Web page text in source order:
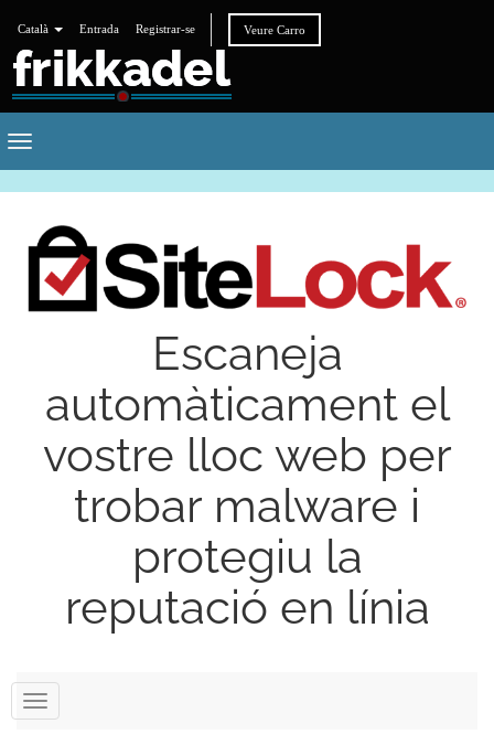
Català Entrada Registrar-se Veure Carro
Toggle
navigation
Escaneja
automàticament el
vostre lloc web per
trobar malware i
protegiu la
reputació en línia
Canvia
la